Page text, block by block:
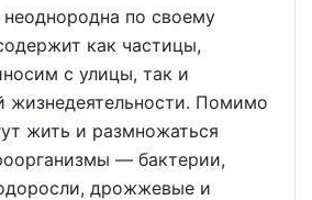
по своему
как частицы,
с улицы, так и
жизнедеятельности. Помимо
жить и размножаться
— бактерии,
дрожжевые и